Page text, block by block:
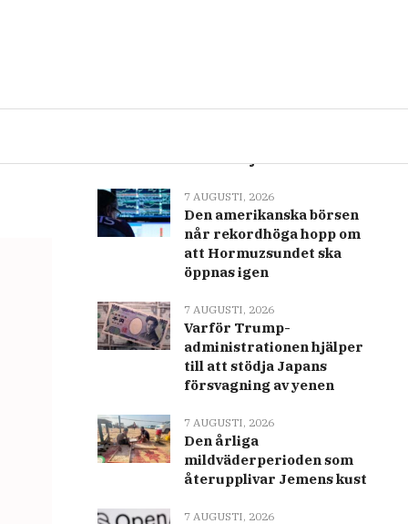
värmeböljan fortsätter
7 AUGUSTI, 2026
Den amerikanska börsen
når rekordhöga hopp om
att Hormuzsundet ska
öppnas igen
7 AUGUSTI, 2026
Varför Trump-
administrationen hjälper
till att stödja Japans
försvagning av yenen
7 AUGUSTI, 2026
Den årliga
mildväderperioden som
återupplivar Jemens kust
7 AUGUSTI, 2026